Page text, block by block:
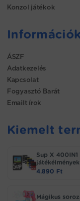
Konzol játékok
Információk
ÁSZF
Adatkezelés
Kapcsolat
Fogyasztó Barát
Emailt írok
Kiemelt
Sup X
4.890 Ft
Mágikus